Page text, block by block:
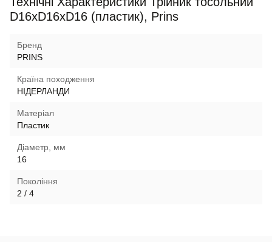
D16хD16хD16 (пластик), Prins
Бренд
PRINS
Країна походження
НІДЕРЛАНДИ
Матеріал
Пластик
Діаметр, мм
16
Покоління
2 / 4